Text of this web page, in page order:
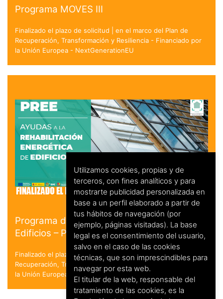
Programa MOVES III
Finalizado el plazo de solicitud | en el marco del Plan de
Recuperación, Transformación y Resiliencia - Financiado por
la Unión Europea - NextGenerationEU
Programa de Rehabilitación Energética de
Edificios – PREE
Finalizado el plazo de solicitud. en el marco del Plan de
Recuperación, Transformación y Resiliencia - Financiado por
la Unión Europea - NextGenerationEU
Utilizamos cookies, propias y de
terceros, con fines analíticos y para
mostrarte publicidad personalizada en
base a un perfil elaborado a partir de
tus hábitos de navegación (por
ejemplo, páginas visitadas). La base
legal es el consentimiento del usuario,
salvo en el caso de las cookies
técnicas, que son imprescindibles para
navegar por esta web.
El titular de la web, responsable del
tratamiento de las cookies, es la